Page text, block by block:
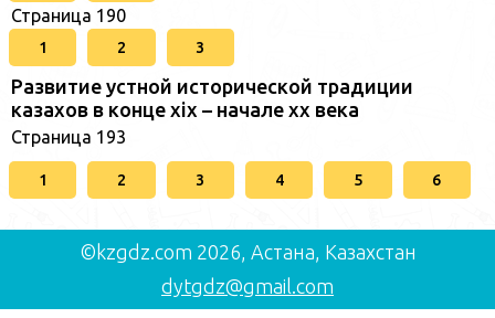
Страница 190
1 2 3
Развитие устной исторической традиции
казахов в конце xіх – начале хх века
Страница 193
1 2 3 4 5 6
©kzgdz.com 2026, Астана, Казахстан
dytgdz@gmail.com